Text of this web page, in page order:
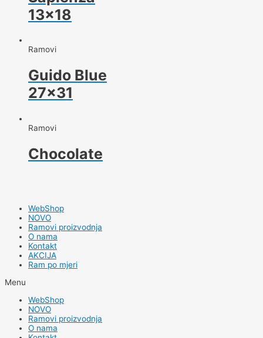
13×18
Ramovi
Guido Blue
27×31
Ramovi
Chocolate
WebShop
NOVO
Ramovi proizvodnja
O nama
Kontakt
AKCIJA
Ram po mjeri
Menu
WebShop
NOVO
Ramovi proizvodnja
O nama